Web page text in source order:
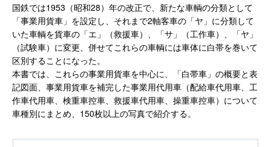
国鉄では1953（昭和28）年の改正で、新たな車輌の分類として
「事業用貨車」を設定し、それまで2軸客車の「ヤ」に分類して
いた車輌を貨車の「エ」（救援車）、「サ」（工作車）、「ヤ」
（試験車）に変更、併せてこれらの車輌には車体に白帯を巻いて
区別することになった。
本書では、これらの事業用貨車を中心に、「白帯車」の概要と表
記図面、事業用貨車を補完した事業用代用車（配給車代用車、工
作車代用車、検重車控車、救援車代用車、操重車控車）について
車種別にまとめ、150枚以上の写真で紹介する。